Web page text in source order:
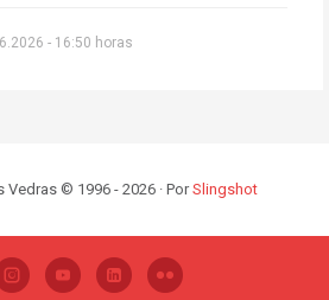
- 16:50 horas
© 1996 - 2026 · PorSlingshot